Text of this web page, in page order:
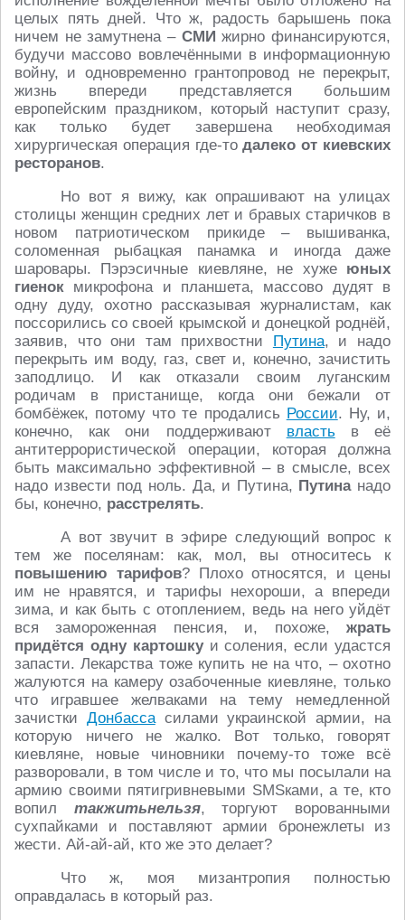
целых пять дней. Что ж, радость барышень пока
ничем не замутнена – СМИ жирно финансируются,
будучи массово вовлечёнными в информационную
войну, и одновременно грантопровод не перекрыт,
жизнь впереди представляется большим
европейским праздником, который наступит сразу,
как только будет завершена необходимая
хирургическая операция где-тодалеко от киевских
ресторанов.
Но вот я вижу, как опрашивают на улицах
столицы женщин средних лет и бравых старичков в
новом патриотическом прикиде – вышиванка,
соломенная рыбацкая панамка и иногда даже
шаровары. Пэрэсичные киевляне, не хуже юных
гиенок микрофона и планшета, массово дудят в
одну дуду, охотно рассказывая журналистам, как
поссорились со своей крымской и донецкой роднёй,
заявив, что они там прихвостни Путина, и надо
перекрыть им воду, газ, свет и, конечно, зачистить
заподлицо. И как отказали своим луганским
родичам в пристанище, когда они бежали от
бомбёжек, потому что те продались России. Ну, и,
конечно, как они поддерживают властьв её
антитеррористической операции, которая должна
быть максимально эффективной – в смысле, всех
надо извести под ноль. Да, и Путина, Путинанадо
бы, конечно, расстрелять.
А вот звучит в эфире следующий вопрос к
тем же поселянам: как, мол, вы относитесь к
повышению тарифов? Плохо относятся, и цены
им не нравятся, и тарифы нехороши, а впереди
зима, и как быть с отоплением, ведь на него уйдёт
вся замороженная пенсия, и, похоже, жрать
придётся одну картошкуи соления, если удастся
запасти. Лекарства тоже купить не на что, – охотно
жалуются на камеру озабоченные киевляне, только
что игравшее желваками на тему немедленной
зачистки Донбассасилами украинской армии, на
которую ничего не жалко. Вот только, говорят
киевляне, новые чиновники почему-то тоже всё
разворовали, в том числе и то, что мы посылали на
армию своими пятигривневыми SMSками, а те, кто
вопил такжитьнельзя, торгуют ворованными
сухпайками и поставляют армии бронежлеты из
жести. Ай-ай-ай, кто же это делает?
Что ж, моя мизантропия полностью
оправдалась в который раз.